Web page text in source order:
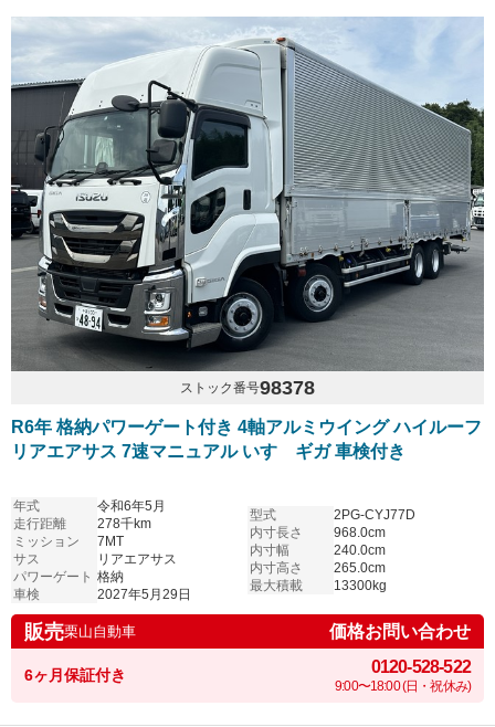
ストック番号98378
R6年 格納パワーゲート付き 4軸アルミウイング ハイルーフ
リアエアサス 7速マニュアル いすゞギガ 車検付き
年式
令和6年5月
走行距離
278千km
ミッション
7MT
サス
リアエアサス
パワーゲート 格納
車検
2027年5月29日
型式
2PG-CYJ77D
内寸長さ
968.0cm
内寸幅
240.0cm
内寸高さ
265.0cm
最大積載
13300kg
販売栗山自動車 価格お問い合わせ
6ヶ月保証付き 0120-528-522
9:00〜18:00 (日・祝休み)